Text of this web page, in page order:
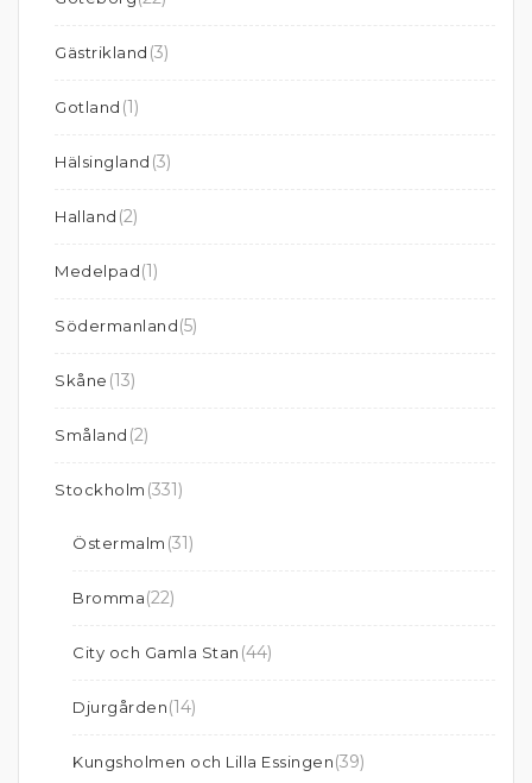
Gästrikland (3)
Gotland (1)
Hälsingland (3)
Halland (2)
Medelpad(1)
Södermanland(5)
Skåne (13)
Småland (2)
Stockholm (331)
Östermalm (31)
Bromma(22)
City och Gamla Stan (44)
Djurgården(14)
Kungsholmen och Lilla Essingen(39)